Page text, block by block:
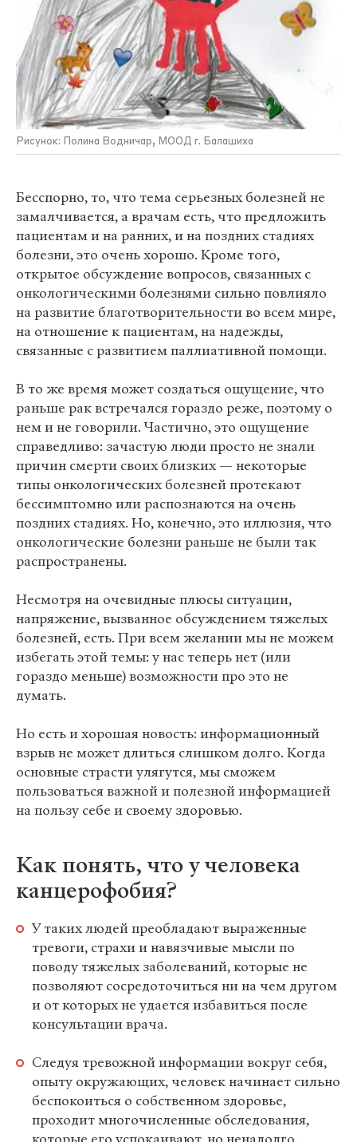
Рисунок: Полина Водничар, МООД г. Балашиха
Бесспорно, то, что тема серьезных болезней не
замалчивается, а врачам есть, что предложить
пациентам и на ранних, и на поздних стадиях
болезни, это очень хорошо. Кроме того,
открытое обсуждение вопросов, связанных с
онкологическими болезнями сильно повлияло
на развитие благотворительности во всем мире,
на отношение к пациентам, на надежды,
связанные с развитием паллиативной помощи.
В то же время может создаться ощущение, что
раньше рак встречался гораздо реже, поэтому о
нем и не говорили. Частично, это ощущение
справедливо: зачастую люди просто не знали
причин смерти своих близких — некоторые
типы онкологических болезней протекают
бессимптомно или распознаются на очень
поздних стадиях. Но, конечно, это иллюзия, что
онкологические болезни раньше не были так
распространены.
Несмотря на очевидные плюсы ситуации,
напряжение, вызванное обсуждением тяжелых
болезней, есть. При всем желании мы не можем
избегать этой темы: у нас теперь нет (или
гораздо меньше) возможности про это не
думать.
Но есть и хорошая новость: информационный
взрыв не может длиться слишком долго. Когда
основные страсти улягутся, мы сможем
пользоваться важной и полезной информацией
на пользу себе и своему здоровью.
Как понять, что у человека
канцерофобия?
У таких людей преобладают выраженные
тревоги, страхи и навязчивые мысли по
поводу тяжелых заболеваний, которые не
позволяют сосредоточиться ни на чем другом
и от которых не удается избавиться после
консультации врача.
Следуя тревожной информации вокруг себя,
опыту окружающих, человек начинает сильно
беспокоиться о собственном здоровье,
проходит многочисленные обследования,